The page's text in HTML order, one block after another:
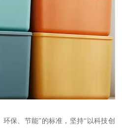
保、节能”的标准，坚持“以科技创